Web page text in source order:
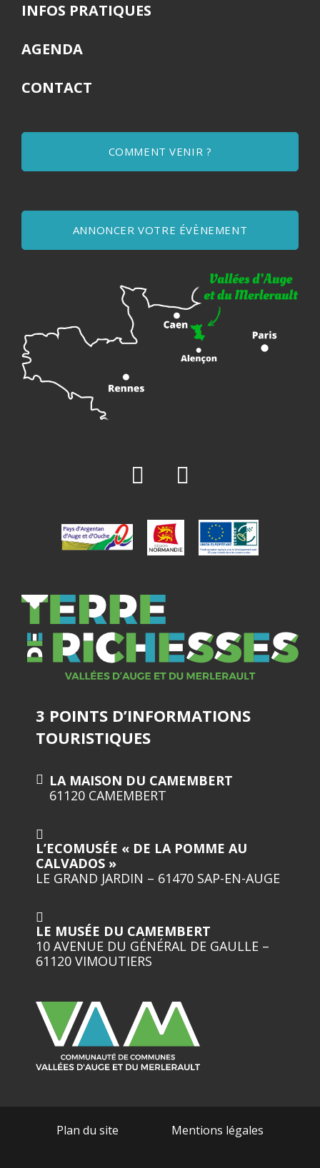
INFOS PRATIQUES
AGENDA
CONTACT
COMMENT VENIR ?
ANNONCER VOTRE ÉVÈNEMENT
3 POINTS D’INFORMATIONS
TOURISTIQUES
LA MAISON DU CAMEMBERT
61120 CAMEMBERT
L’ECOMUSÉE « DE LA POMME AU
CALVADOS »
LE GRAND JARDIN – 61470 SAP-EN-AUGE
LE MUSÉE DU CAMEMBERT
10 AVENUE DU GÉNÉRAL DE GAULLE –
61120 VIMOUTIERS
Plan du site Mentions légales